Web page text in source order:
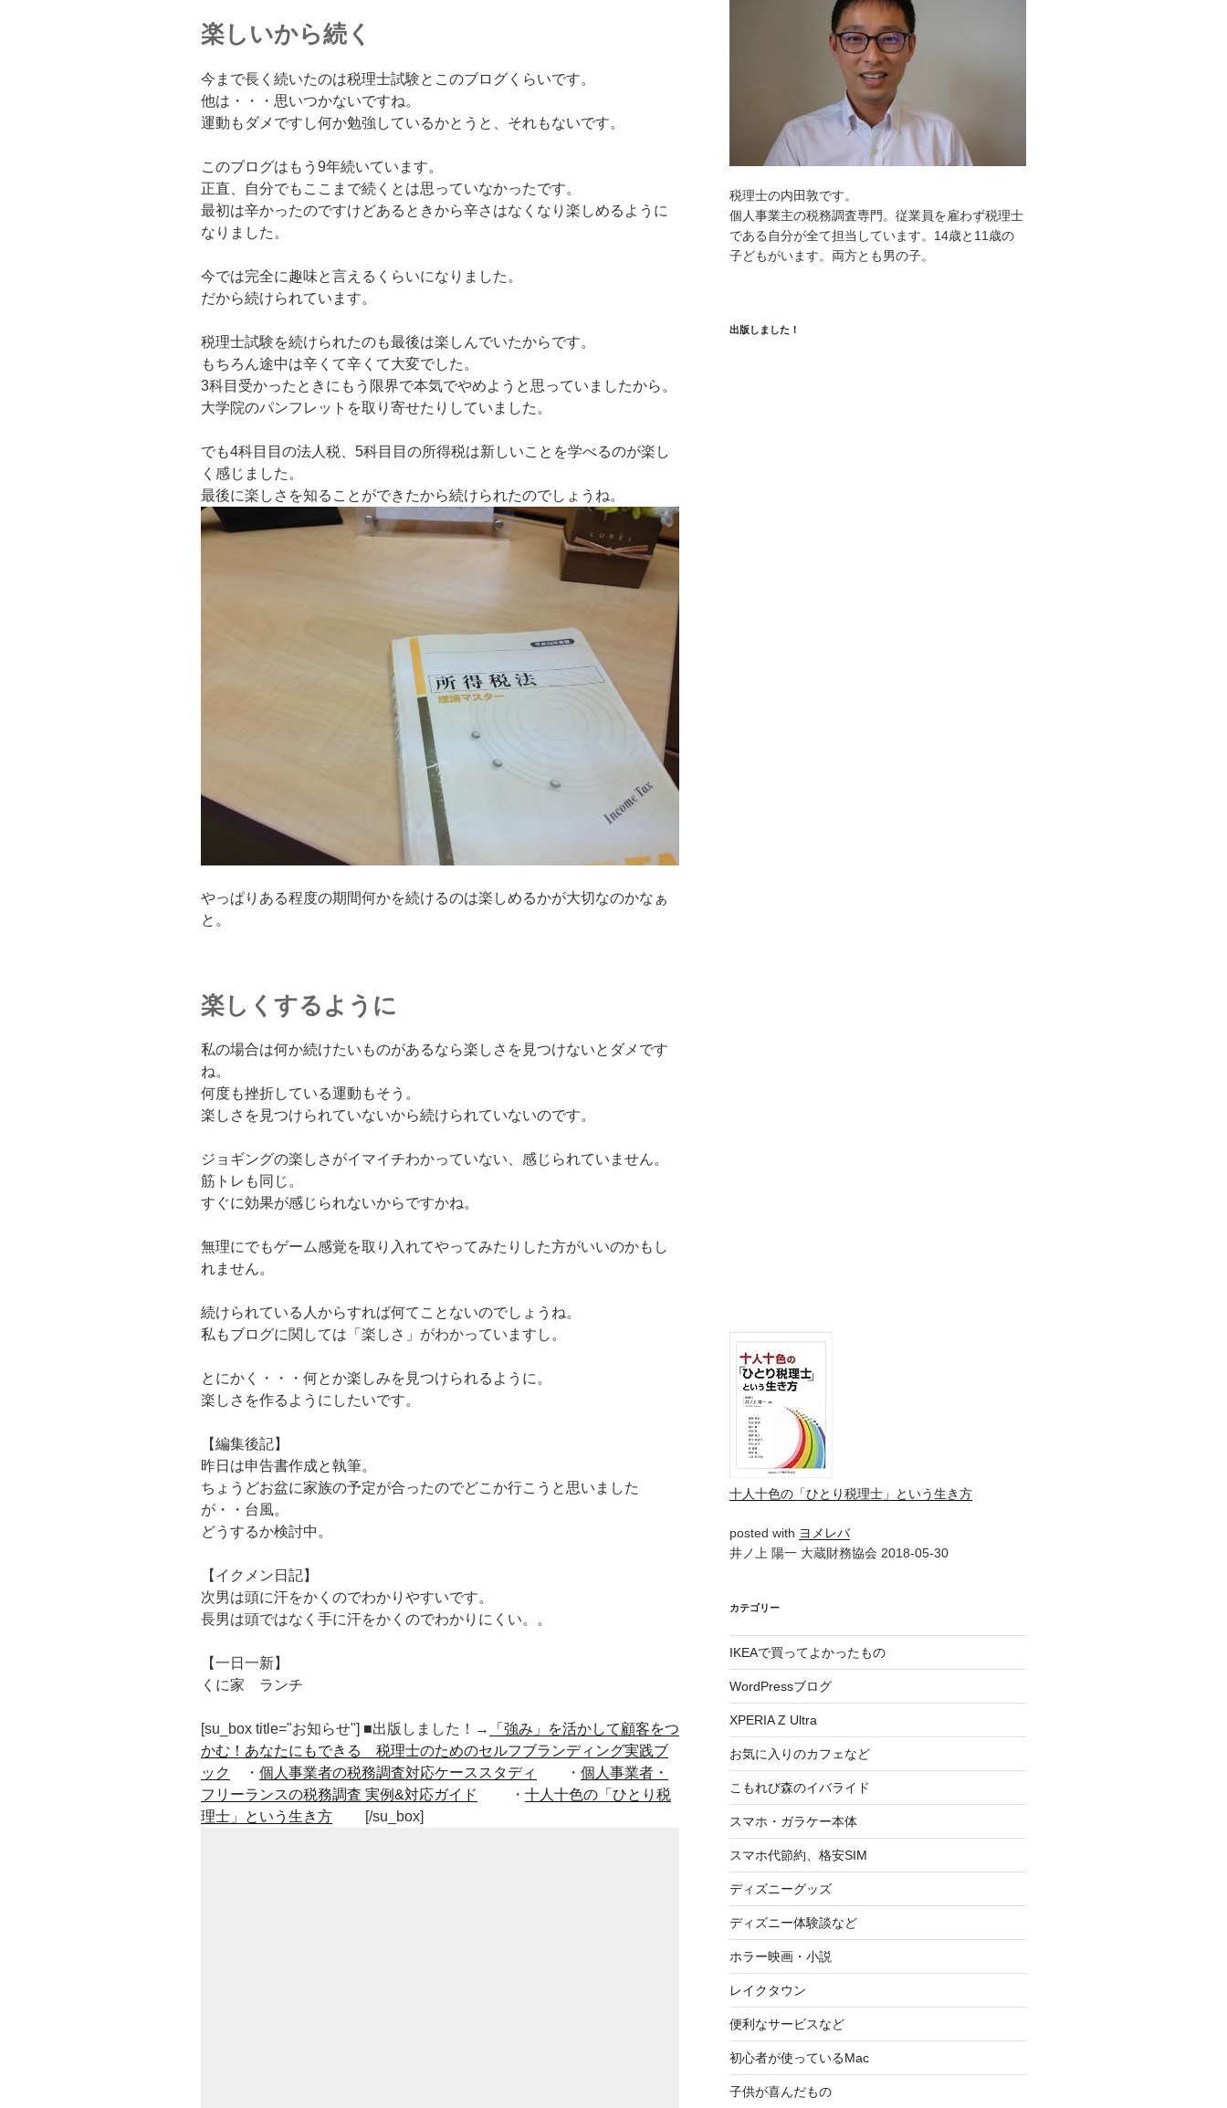
楽しいから続く
今まで長く続いたのは税理士試験とこのブログくらいです。
他は・・・思いつかないですね。
運動もダメですし何か勉強しているかとうと、それもないです。
このブログはもう9年続いています。
正直、自分でもここまで続くとは思っていなかったです。
最初は辛かったのですけどあるときから辛さはなくなり楽しめるように
なりました。
今では完全に趣味と言えるくらいになりました。
だから続けられています。
税理士試験を続けられたのも最後は楽しんでいたからです。
もちろん途中は辛くて辛くて大変でした。
3科目受かったときにもう限界で本気でやめようと思っていましたから。
大学院のパンフレットを取り寄せたりしていました。
でも4科目目の法人税、5科目目の所得税は新しいことを学べるのが楽し
く感じました。
最後に楽しさを知ることができたから続けられたのでしょうね。
やっぱりある程度の期間何かを続けるのは楽しめるかが大切なのかなぁ
と。
楽しくするように
私の場合は何か続けたいものがあるなら楽しさを見つけないとダメです
ね。
何度も挫折している運動もそう。
楽しさを見つけられていないから続けられていないのです。
ジョギングの楽しさがイマイチわかっていない、感じられていません。
筋トレも同じ。
すぐに効果が感じられないからですかね。
無理にでもゲーム感覚を取り入れてやってみたりした方がいいのかもし
れません。
続けられている人からすれば何てことないのでしょうね。
私もブログに関しては「楽しさ」がわかっていますし。
とにかく・・・何とか楽しみを見つけられるように。
楽しさを作るようにしたいです。
【編集後記】
昨日は申告書作成と執筆。
ちょうどお盆に家族の予定が合ったのでどこか行こうと思いました
が・・台風。
どうするか検討中。
【イクメン日記】
次男は頭に汗をかくのでわかりやすいです。
長男は頭ではなく手に汗をかくのでわかりにくい。。
【一日一新】
くに家 ランチ
[su_box title="お知らせ"] ■出版しました！→
「強み」を活かして顧客をつ
かむ！あなたにもできる 税理士のためのセルフブランディング実践ブ
ック
・ 個人事業者の税務調査対応ケーススタディ ・ 個人事業者・
フリーランスの税務調査 実例&対応ガイド
・ 十人十色の「ひとり税
理士」という生き方 [/su_box]
税理士の内田敦です。
個人事業主の税務調査専門。従業員を雇わず税理士
である自分が全て担当しています。14歳と11歳の
子どもがいます。両方とも男の子。
出版しました！
十人十色の「ひとり税理士」という生き方
posted with ヨメレバ
井ノ上 陽一 大蔵財務協会 2018-05-30
カテゴリー
IKEAで買ってよかったもの
WordPressブログ
XPERIA Z Ultra
お気に入りのカフェなど
こもれび森のイバライド
スマホ・ガラケー本体
スマホ代節約、格安SIM
ディズニーグッズ
ディズニー体験談など
ホラー映画・小説
レイクタウン
便利なサービスなど
初心者が使っているMac
子供が喜んだもの